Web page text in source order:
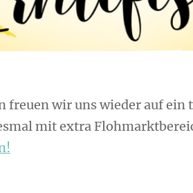
freuen wir uns wieder auf
mit extra